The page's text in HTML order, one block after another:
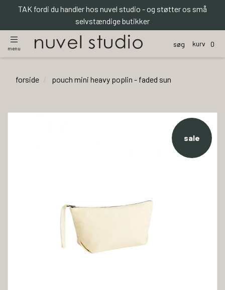
TAK fordi du handler hos nuvel studio - og støtter os små
selvstændige butikker
menu
søg kurv 0
forside pouch mini heavy poplin - faded sun
sale